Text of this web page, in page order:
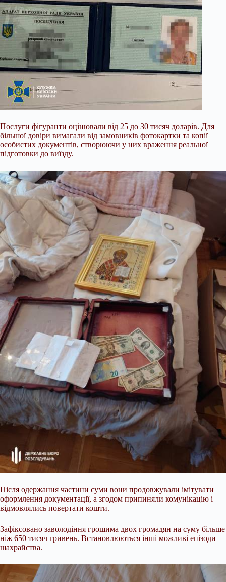
Послуги фігуранти оцінювали від 25 до 30 тисяч доларів. Для
більшої довіри вимагали від замовників фотокартки та копії
особистих документів, створюючи у них враження реальної
підготовки до виїзду.
Після одержання частини суми вони продовжували імітувати
оформлення документації, а згодом припиняли комунікацію і
відмовлялись повертати кошти.
Зафіксовано заволодіння грошима двох громадян на суму більше
ніж 650 тисяч гривень. Встановлюються інші можливі епізоди
шахрайства.